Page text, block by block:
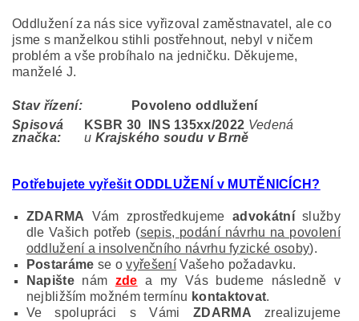
Oddlužení za nás sice vyřizoval zaměstnavatel, ale co
jsme s manželkou stihli postřehnout, nebyl v ničem
problém a vše probíhalo na jedničku. Děkujeme,
manželé J.
Stav řízení:
Povoleno oddlužení
Spisová
značka:
KSBR 30 INS 135xx/2022 Vedená
u Krajského soudu v Brně
Potřebujete vyřešit ODDLUŽENÍ v MUTĚNICÍCH?
ZDARMA Vám zprostředkujeme advokátníslužby
dle Vašich potřeb (sepis, podání návrhu na povolení
oddlužení a insolvenčního návrhu fyzické osoby).
Postaráme se ovyřešeníVašeho požadavku.
Napištenám zde a my Vás budeme následně v
nejbližším možném termínu kontaktovat.
Ve spolupráci s Vámi ZDARMA zrealizujeme